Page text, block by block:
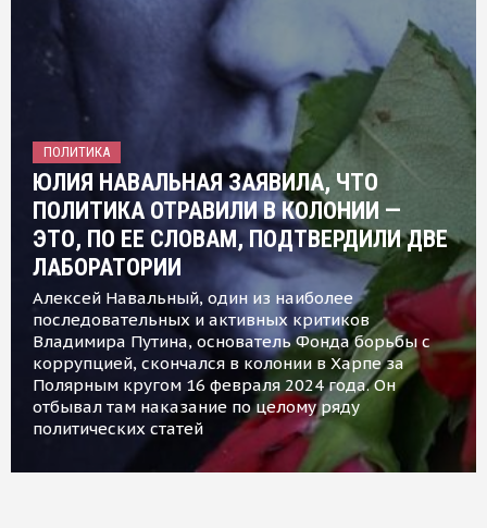
ПОЛИТИКА
ЮЛИЯ НАВАЛЬНАЯ ЗАЯВИЛА, ЧТО
ПОЛИТИКА ОТРАВИЛИ В КОЛОНИИ —
ЭТО, ПО ЕЕ СЛОВАМ, ПОДТВЕРДИЛИ ДВЕ
ЛАБОРАТОРИИ
Алексей Навальный, один из наиболее
последовательных и активных критиков
Владимира Путина, основатель Фонда борьбы с
коррупцией, скончался в колонии в Харпе за
Полярным кругом 16 февраля 2024 года. Он
отбывал там наказание по целому ряду
политических статей